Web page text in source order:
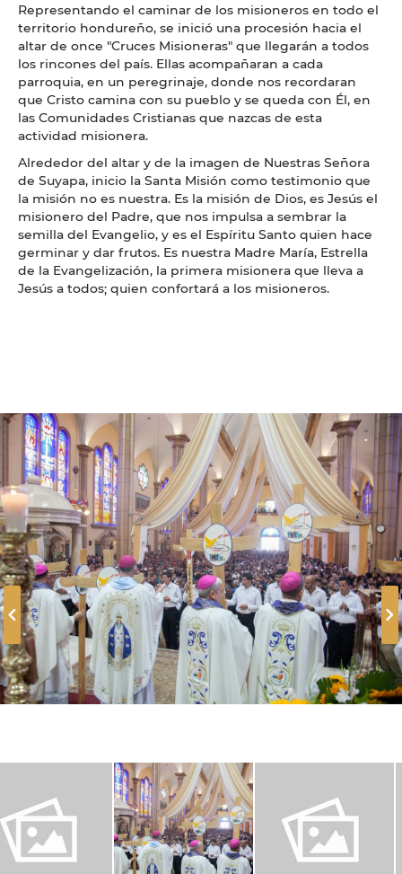
Representando el caminar de los misioneros en todo el
territorio hondureño, se inició una procesión hacia el
altar de once "Cruces Misioneras" que llegarán a todos
los rincones del país. Ellas acompañaran a cada
parroquia, en un peregrinaje, donde nos recordaran
que Cristo camina con su pueblo y se queda con Él, en
las Comunidades Cristianas que nazcas de esta
actividad misionera.
Alrededor del altar y de la imagen de Nuestras Señora
de Suyapa, inicio la Santa Misión como testimonio que
la misión no es nuestra. Es la misión de Dios, es Jesús el
misionero del Padre, que nos impulsa a sembrar la
semilla del Evangelio, y es el Espíritu Santo quien hace
germinar y dar frutos. Es nuestra Madre María, Estrella
de la Evangelización, la primera misionera que lleva a
Jesús a todos; quien confortará a los misioneros.